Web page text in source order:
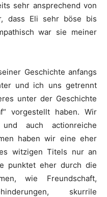
sehr ansprechend von
dass Eli sehr böse bis
war sie meiner
Geschichte anfangs
und ich uns getrennt
unter der Geschichte
vorgestellt haben. Wir
auch actionreiche
haben wir eine eher
witzigen Titels nur an
punktet eher durch die
wie Freundschaft,
skurrile